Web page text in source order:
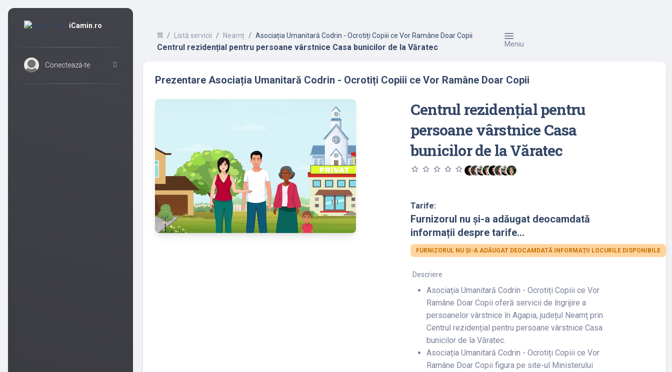
iCamin.ro
Conectează-te
Listă servicii Neamț Asociația Umanitară Codrin - Ocrotiți Copiii ce Vor Ramâne Doar Copii
Centrul rezidențial pentru persoane vârstnice Casa bunicilor de la Văratec Meniu
Prezentare Asociația Umanitară Codrin - Ocrotiți Copiii ce Vor Ramâne Doar Copii
Centrul rezidențial pentru
persoane vârstnice Casa
bunicilor de la Văratec
star_outline star_outline star_outline star_outline star_outline
Tarife:
Furnizorul nu și-a adăugat deocamdată
informații despre tarife...
FURNIZORUL NU ȘI-A ADĂUGAT DEOCAMDATĂ INFORMAȚII LOCURILE DISPONIBILE
Descriere
Asociația Umanitară Codrin - Ocrotiți Copiii ce Vor
Ramâne Doar Copii oferă servicii de îngrijire a
persoanelor vârstnice în Agapia, județul Neamț prin
Centrul rezidențial pentru persoane vârstnice Casa
bunicilor de la Văratec.
Asociația Umanitară Codrin - Ocrotiți Copiii ce Vor
Ramâne Doar Copii figura pe site-ul Ministerului